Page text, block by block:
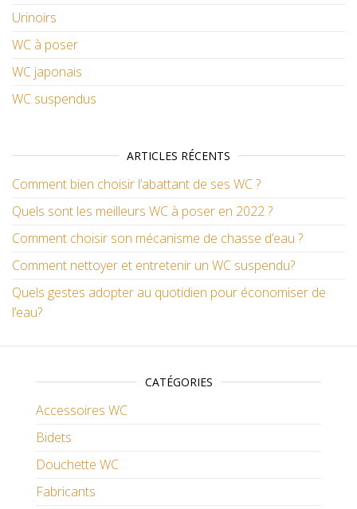
Urinoirs
WC à poser
WC japonais
WC suspendus
ARTICLES RÉCENTS
Comment bien choisir l’abattant de ses WC ?
Quels sont les meilleurs WC à poser en 2022 ?
Comment choisir son mécanisme de chasse d’eau ?
Comment nettoyer et entretenir un WC suspendu?
Quels gestes adopter au quotidien pour économiser de
l’eau?
CATÉGORIES
Accessoires WC
Bidets
Douchette WC
Fabricants